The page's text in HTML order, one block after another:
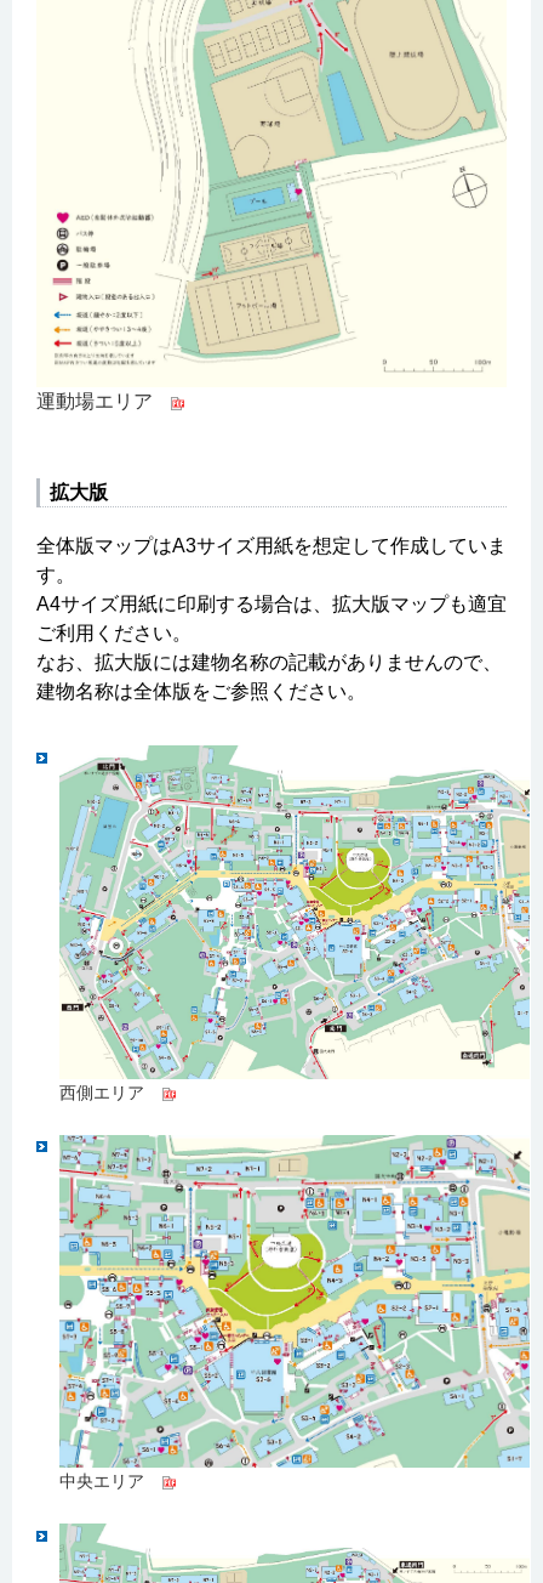
運動場エリア
拡大版
全体版マップはA3サイズ用紙を想定して作成していま
す。
A4サイズ用紙に印刷する場合は、拡大版マップも適宜
ご利用ください。
なお、拡大版には建物名称の記載がありませんので、
建物名称は全体版をご参照ください。
西側エリア
中央エリア